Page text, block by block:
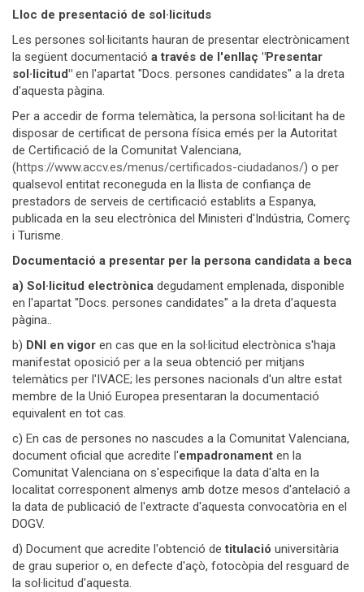
Lloc de presentació de sol·licituds
Les persones sol·licitants hauran de presentar electrònicament
la següent documentació a través de l'enllaç "Presentar
sol·licitud" en l'apartat "Docs. persones candidates" a la dreta
d'aquesta pàgina.
Per a accedir de forma telemàtica, la persona sol·licitant ha de
disposar de certificat de persona física emés per la Autoritat
de Certificació de la Comunitat Valenciana,
(https://www.accv.es/menus/certificados-ciudadanos/) o per
qualsevol entitat reconeguda en la llista de confiança de
prestadors de serveis de certificació establits a Espanya,
publicada en la seu electrònica del Ministeri d'Indústria, Comerç
i Turisme.
Documentació a presentar per la persona candidata a beca
a) Sol·licitud electrònica degudament emplenada, disponible
en l'apartat "Docs. persones candidates" a la dreta d'aquesta
pàgina..
b) DNI en vigor en cas que en la sol·licitud electrònica s'haja
manifestat oposició per a la seua obtenció per mitjans
telemàtics per l'IVACE; les persones nacionals d'un altre estat
membre de la Unió Europea presentaran la documentació
equivalent en tot cas.
c) En cas de persones no nascudes a la Comunitat Valenciana,
document oficial que acredite l'empadronament en la
Comunitat Valenciana on s'especifique la data d'alta en la
localitat corresponent almenys amb dotze mesos d'antelació a
la data de publicació de l'extracte d'aquesta convocatòria en el
DOGV.
d) Document que acredite l'obtenció detitulació universitària
de grau superior o, en defecte d'açò, fotocòpia del resguard de
la sol·licitud d'aquesta.